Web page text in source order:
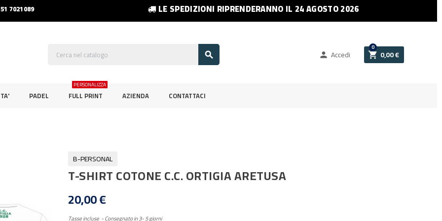
7021089 LE SPEDIZIONI RIPRENDERANNO IL 24 AGOSTO 2026
  Accedi  0,00 €
0
PADEL FULL PRINT
PERSONALIZZA
AZIENDA CONTATTACI
B-PERSONAL
T-SHIRT COTONE C.C. ORTIGIA ARETUSA
20,00 €
Tasse incluse Consegnato in 3- 5 giorni